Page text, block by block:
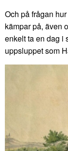
Och på frågan
kämpar på, även
enkelt ta en dag i
uppsluppet som